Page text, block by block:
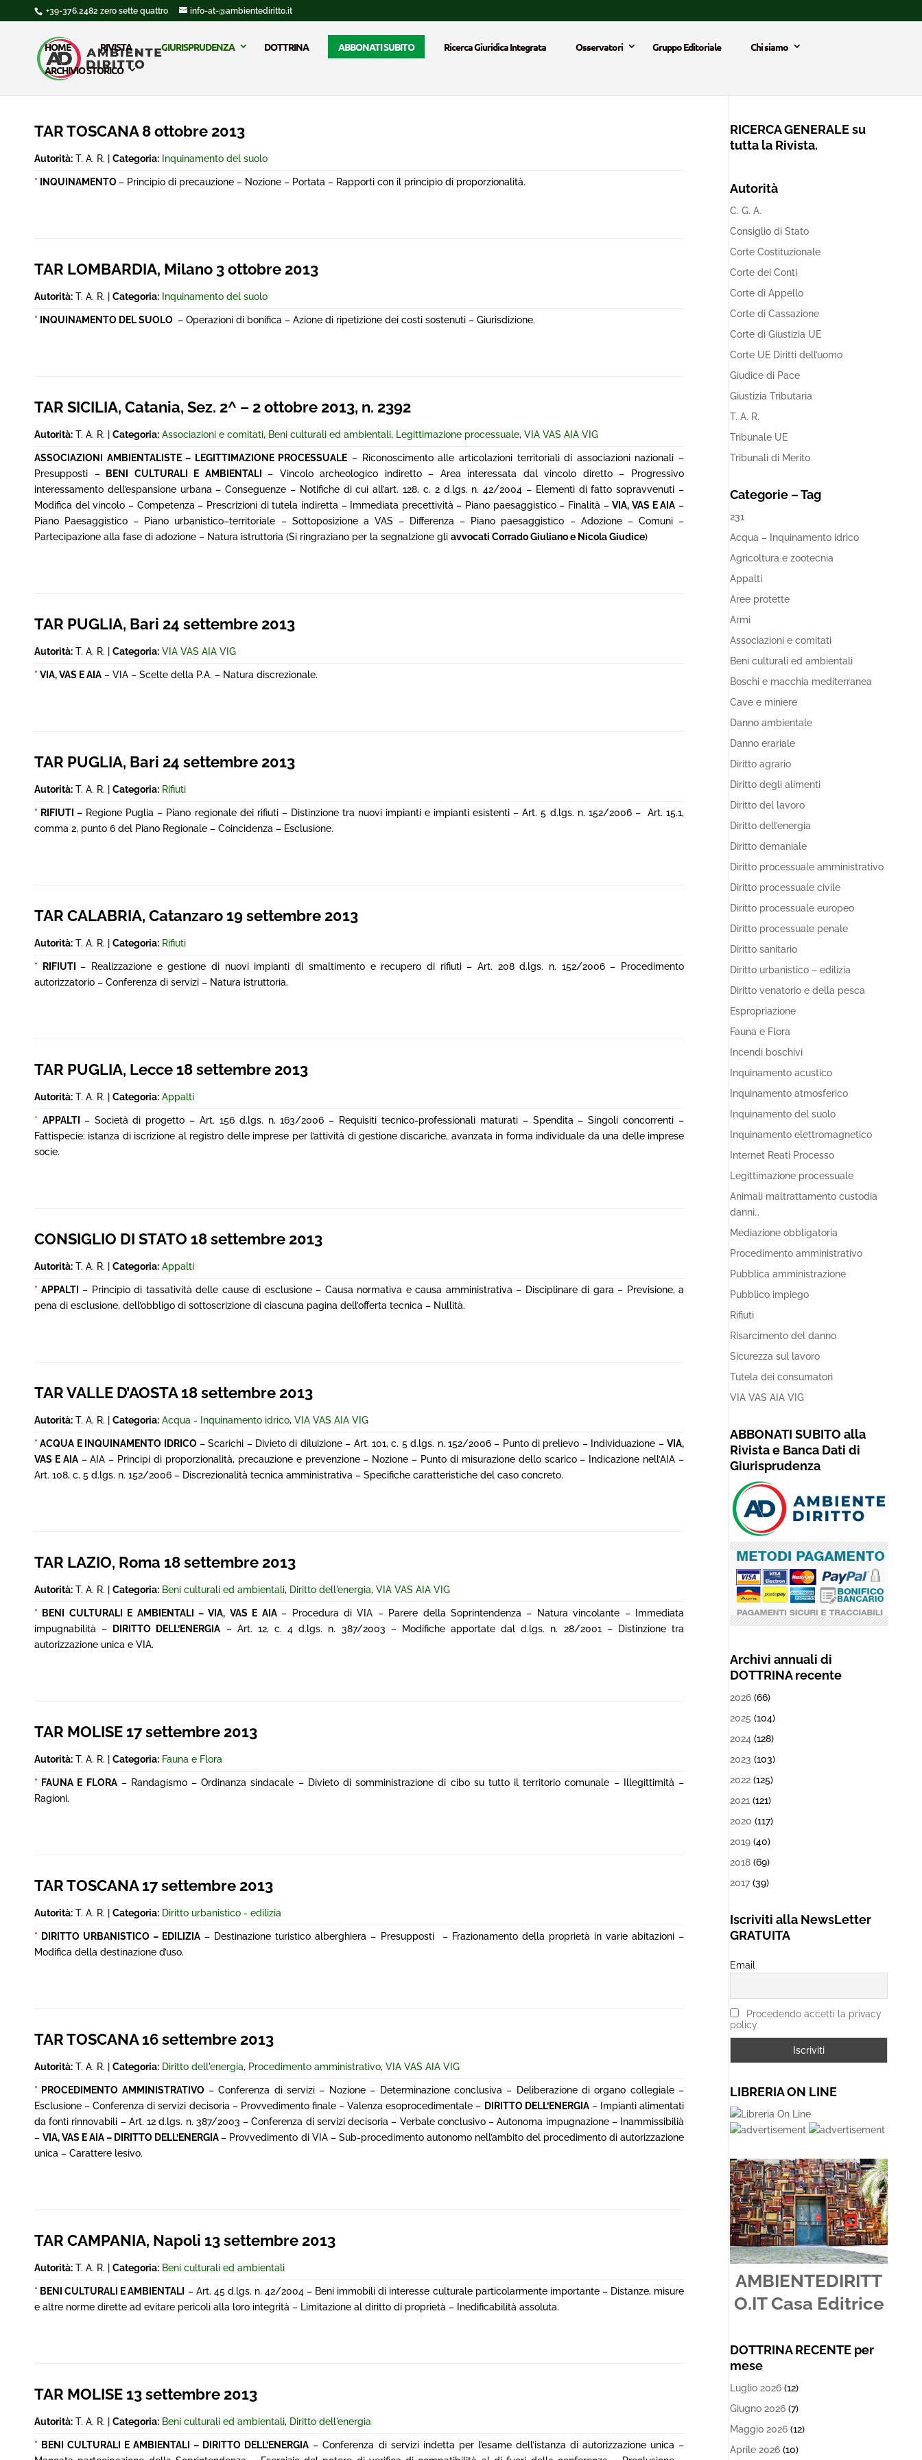
+39-376.2482 zero sette quattro info-at-@ambientediritto.it
HOME RIVISTA GIURISPRUDENZA DOTTRINA ABBONATI SUBITO Ricerca Giuridica Integrata Osservatori Gruppo Editoriale
Chi siamo
ARCHIVIO STORICO
TAR TOSCANA 8 ottobre 2013
Autorità: T. A. R. | Categoria: Inquinamento del suolo
* INQUINAMENTO– Principio di precauzione – Nozione – Portata – Rapporti con il principio di proporzionalità.
TAR LOMBARDIA, Milano 3 ottobre 2013
Autorità: T. A. R. | Categoria: Inquinamento del suolo
* INQUINAMENTO DEL SUOLO – Operazioni di bonifica – Azione di ripetizione dei costi sostenuti – Giurisdizione.
TAR SICILIA, Catania, Sez. 2^ – 2 ottobre 2013, n. 2392
Autorità: T. A. R. | Categoria: Associazioni e comitati, Beni culturali ed ambientali, Legittimazione processuale, VIA VAS AIA VIG
ASSOCIAZIONI AMBIENTALISTE – LEGITTIMAZIONE PROCESSUALE – Riconoscimento alle articolazioni territoriali di associazioni nazionali –
Presupposti –BENI CULTURALI E AMBIENTALI– Vincolo archeologico indiretto – Area interessata dal vincolo diretto – Progressivo
interessamento dell’espansione urbana – Conseguenze – Notifiche di cui all’art. 128, c. 2 d.lgs. n. 42/2004 – Elementi di fatto sopravvenuti –
Modifica del vincolo – Competenza – Prescrizioni di tutela indiretta – Immediata precettività – Piano paesaggistico – Finalità –VIA, VAS E AIA –
Piano Paesaggistico – Piano urbanistico–territoriale – Sottoposizione a VAS – Differenza – Piano paesaggistico – Adozione – Comuni –
Partecipazione alla fase di adozione – Natura istruttoria (Si ringraziano per la segnalzione gli avvocati Corrado Giuliano e Nicola Giudice)
TAR PUGLIA, Bari 24 settembre 2013
Autorità: T. A. R. | Categoria: VIA VAS AIA VIG
* VIA, VAS E AIA – VIA – Scelte della P.A. – Natura discrezionale.
TAR PUGLIA, Bari 24 settembre 2013
Autorità: T. A. R. | Categoria: Rifiuti
* RIFIUTI – Regione Puglia – Piano regionale dei rifiuti – Distinzione tra nuovi impianti e impianti esistenti – Art. 5 d.lgs. n. 152/2006 – Art. 15.1,
comma 2, punto 6 del Piano Regionale – Coincidenza – Esclusione.
TAR CALABRIA, Catanzaro 19 settembre 2013
Autorità: T. A. R. | Categoria: Rifiuti
* RIFIUTI– Realizzazione e gestione di nuovi impianti di smaltimento e recupero di rifiuti – Art. 208 d.lgs. n. 152/2006 – Procedimento
autorizzatorio – Conferenza di servizi – Natura istruttoria.
TAR PUGLIA, Lecce 18 settembre 2013
Autorità: T. A. R. | Categoria: Appalti
* APPALTI – Società di progetto – Art. 156 d.lgs. n. 163/2006 – Requisiti tecnico-professionali maturati – Spendita – Singoli concorrenti –
Fattispecie: istanza di iscrizione al registro delle imprese per l’attività di gestione discariche, avanzata in forma individuale da una delle imprese
socie.
CONSIGLIO DI STATO 18 settembre 2013
Autorità: T. A. R. | Categoria: Appalti
* APPALTI – Principio di tassatività delle cause di esclusione – Causa normativa e causa amministrativa – Disciplinare di gara – Previsione, a
pena di esclusione, dell’obbligo di sottoscrizione di ciascuna pagina dell’offerta tecnica – Nullità.
TAR VALLE D’AOSTA 18 settembre 2013
Autorità: T. A. R. | Categoria: Acqua - Inquinamento idrico, VIA VAS AIA VIG
*ACQUA E INQUINAMENTO IDRICO– Scarichi – Divieto di diluizione – Art. 101, c. 5 d.lgs. n. 152/2006 – Punto di prelievo – Individuazione –VIA,
VAS E AIA– AIA – Principi di proporzionalità, precauzione e prevenzione – Nozione – Punto di misurazione dello scarico – Indicazione nell’AIA –
Art. 108, c. 5 d.lgs. n. 152/2006 – Discrezionalità tecnica amministrativa – Specifiche caratteristiche del caso concreto.
TAR LAZIO, Roma 18 settembre 2013
Autorità: T. A. R. | Categoria: Beni culturali ed ambientali, Diritto dell'energia, VIA VAS AIA VIG
* BENI CULTURALI E AMBIENTALI – VIA, VAS E AIA– Procedura di VIA – Parere della Soprintendenza – Natura vincolante – Immediata
impugnabilità –
DIRITTO DELL’ENERGIA – Art. 12, c. 4 d.lgs. n. 387/2003 – Modifiche apportate dal d.lgs. n. 28/2001 – Distinzione tra
autorizzazione unica e VIA.
TAR MOLISE 17 settembre 2013
Autorità: T. A. R. | Categoria: Fauna e Flora
* FAUNA E FLORA– Randagismo – Ordinanza sindacale – Divieto di somministrazione di cibo su tutto il territorio comunale – Illegittimità –
Ragioni.
TAR TOSCANA 17 settembre 2013
Autorità: T. A. R. | Categoria: Diritto urbanistico - edilizia
* DIRITTO URBANISTICO – EDILIZIA – Destinazione turistico alberghiera – Presupposti – Frazionamento della proprietà in varie abitazioni –
Modifica della destinazione d’uso.
TAR TOSCANA 16 settembre 2013
Autorità: T. A. R. | Categoria: Diritto dell'energia, Procedimento amministrativo, VIA VAS AIA VIG
* PROCEDIMENTO AMMINISTRATIVO– Conferenza di servizi – Nozione – Determinazione conclusiva – Deliberazione di organo collegiale –
Esclusione – Conferenza di servizi decisoria – Provvedimento finale – Valenza esoprocedimentale – DIRITTO DELL’ENERGIA– Impianti alimentati
da fonti rinnovabili – Art. 12 d.lgs. n. 387/2003 – Conferenza di servizi decisoria – Verbale conclusivo – Autonoma impugnazione – Inammissibilià
–VIA, VAS E AIA – DIRITTO DELL’ENERGIA– Provvedimento di VIA – Sub-procedimento autonomo nell’ambito del procedimento di autorizzazione
unica – Carattere lesivo.
TAR CAMPANIA, Napoli 13 settembre 2013
Autorità: T. A. R. | Categoria: Beni culturali ed ambientali
* BENI CULTURALI E AMBIENTALI – Art. 45 d.lgs. n. 42/2004 – Beni immobili di interesse culturale particolarmente importante – Distanze, misure
e altre norme dirette ad evitare pericoli alla loro integrità – Limitazione al diritto di proprietà – Inedificabilità assoluta.
TAR MOLISE 13 settembre 2013
Autorità: T. A. R. | Categoria: Beni culturali ed ambientali, Diritto dell'energia
* BENI CULTURALI E AMBIENTALI – DIRITTO DELL’ENERGIA – Conferenza di servizi indetta per l’esame dell’istanza di autorizzazione unica –
RICERCA GENERALE su
tutta la Rivista.
Autorità
C. G. A.
Consiglio di Stato
Corte Costituzionale
Corte dei Conti
Corte di Appello
Corte di Cassazione
Corte di Giustizia UE
Corte UE Diritti dell’uomo
Giudice di Pace
Giustizia Tributaria
T. A. R.
Tribunale UE
Tribunali di Merito
Categorie – Tag
231
Acqua – Inquinamento idrico
Agricoltura e zootecnia
Appalti
Aree protette
Armi
Associazioni e comitati
Beni culturali ed ambientali
Boschi e macchia mediterranea
Cave e miniere
Danno ambientale
Danno erariale
Diritto agrario
Diritto degli alimenti
Diritto del lavoro
Diritto dell’energia
Diritto demaniale
Diritto processuale amministrativo
Diritto processuale civile
Diritto processuale europeo
Diritto processuale penale
Diritto sanitario
Diritto urbanistico – edilizia
Diritto venatorio e della pesca
Espropriazione
Fauna e Flora
Incendi boschivi
Inquinamento acustico
Inquinamento atmosferico
Inquinamento del suolo
Inquinamento elettromagnetico
Internet Reati Processo
Legittimazione processuale
Animali maltrattamento custodia
danni…
Mediazione obbligatoria
Procedimento amministrativo
Pubblica amministrazione
Pubblico impiego
Rifiuti
Risarcimento del danno
Sicurezza sul lavoro
Tutela dei consumatori
VIA VAS AIA VIG
ABBONATI SUBITO alla
Rivista e Banca Dati di
Giurisprudenza
Archivi annuali di
DOTTRINA recente
2026 (66)
2025 (104)
2024 (128)
2023 (103)
2022 (125)
2021 (121)
2020 (117)
2019 (40)
2018 (69)
2017(39)
Iscriviti alla NewsLetter
GRATUITA
Email
Procedendo accetti la privacy
policy
LIBRERIA ON LINE
AMBIENTEDIRITT
O.IT Casa Editrice
DOTTRINA RECENTE per
mese
Luglio 2026 (12)
Giugno 2026 (7)
Maggio 2026 (12)
Aprile 2026 (10)